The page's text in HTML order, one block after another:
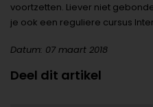
voortzetten. Liever niet
je ook een reguliere cursus
Datum: 07 maart 2018
Deel dit artikel